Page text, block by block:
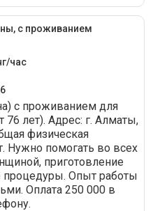
с проживанием
час
с проживанием для
лет). Адрес: г. Алматы,
физическая
Нужно помогать во всех
приготовление
процедуры. Опыт работы
Оплата 250 000 в